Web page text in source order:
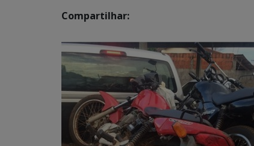
Compartilhar: